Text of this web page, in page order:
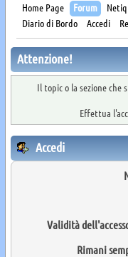
Home Page
Forum
Diario di Bordo
Accedi
Attenzione!
Il topic o la sezione che
Effettua
Accedi
Validità
Rimani